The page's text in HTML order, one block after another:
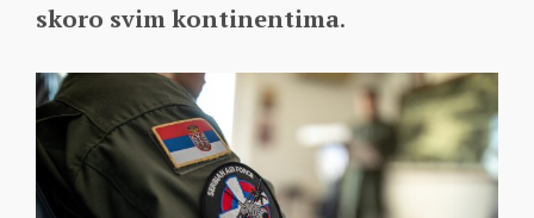
skoro svim kontinentima.